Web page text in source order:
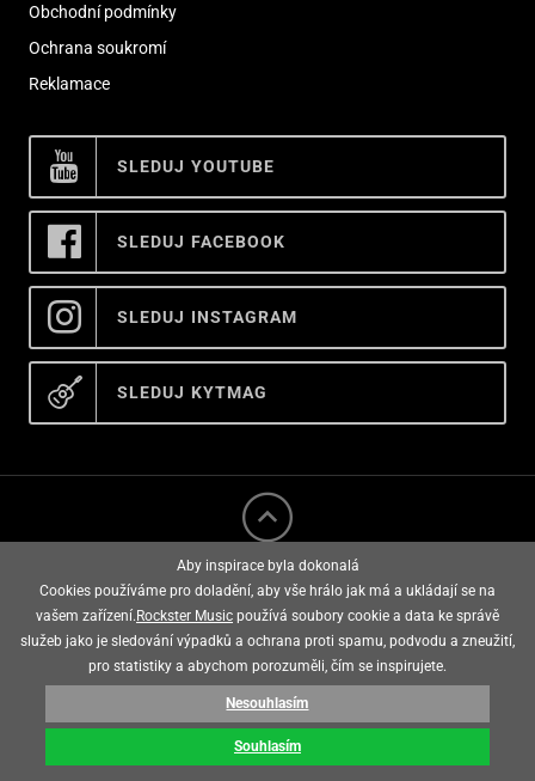
Obchodní podmínky
Ochrana soukromí
Reklamace
SLEDUJ YOUTUBE
SLEDUJ FACEBOOK
SLEDUJ INSTAGRAM
SLEDUJ KYTMAG
rockster music © 2008 - 2026
E-shop vytvořila
Aby inspirace byla dokonalá
Cookies používáme pro doladění, aby vše hrálo jak má a ukládají se na
vašem zařízení. Rockster Music používá soubory cookie a data ke správě
služeb jako je sledování výpadků a ochrana proti spamu, podvodu a zneužití,
pro statistiky a abychom porozuměli, čím se inspirujete.
Nesouhlasím
Souhlasím